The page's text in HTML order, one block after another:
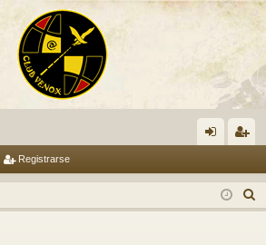
nti
fic
ist
ra
Registrarse
u